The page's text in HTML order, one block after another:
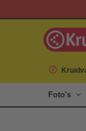
Foto's